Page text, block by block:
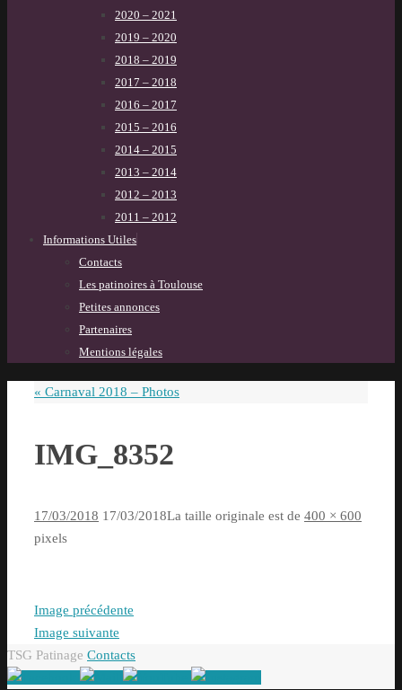
2020 – 2021
2019 – 2020
2018 – 2019
2017 – 2018
2016 – 2017
2015 – 2016
2014 – 2015
2013 – 2014
2012 – 2013
2011 – 2012
Informations Utiles
Contacts
Les patinoires à Toulouse
Petites annonces
Partenaires
Mentions légales
« Carnaval 2018 – Photos
IMG_8352
17/03/2018 17/03/2018La taille originale est de 400 × 600
pixels
Image précédente
Image suivante
TSG Patinage Contacts